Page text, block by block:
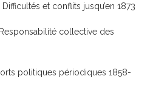
Difficultés et conflits jusqu’en 1873
collective des
politiques périodiques 1858-